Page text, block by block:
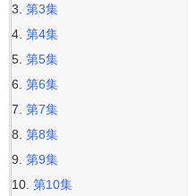
第3集
第4集
第5集
第6集
第7集
第8集
第9集
第10集